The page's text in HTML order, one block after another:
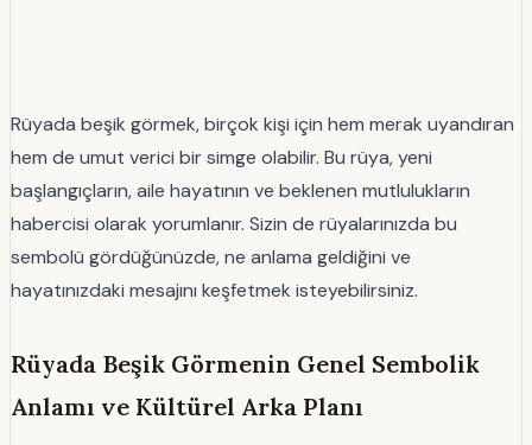
Rüyada beşik görmek, birçok kişi için hem merak uyandıran
hem de umut verici bir simge olabilir. Bu rüya, yeni
başlangıçların, aile hayatının ve beklenen mutlulukların
habercisi olarak yorumlanır. Sizin de rüyalarınızda bu
sembolü gördüğünüzde, ne anlama geldiğini ve
hayatınızdaki mesajını keşfetmek isteyebilirsiniz.
Rüyada Beşik Görmenin Genel Sembolik
Anlamı ve Kültürel Arka Planı